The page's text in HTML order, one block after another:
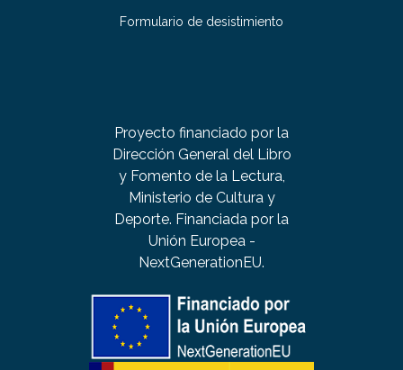
Formulario de desistimiento
Proyecto financiado por la
Dirección General del Libro
y Fomento de la Lectura,
Ministerio de Cultura y
Deporte. Financiada por la
Unión Europea -
NextGenerationEU.